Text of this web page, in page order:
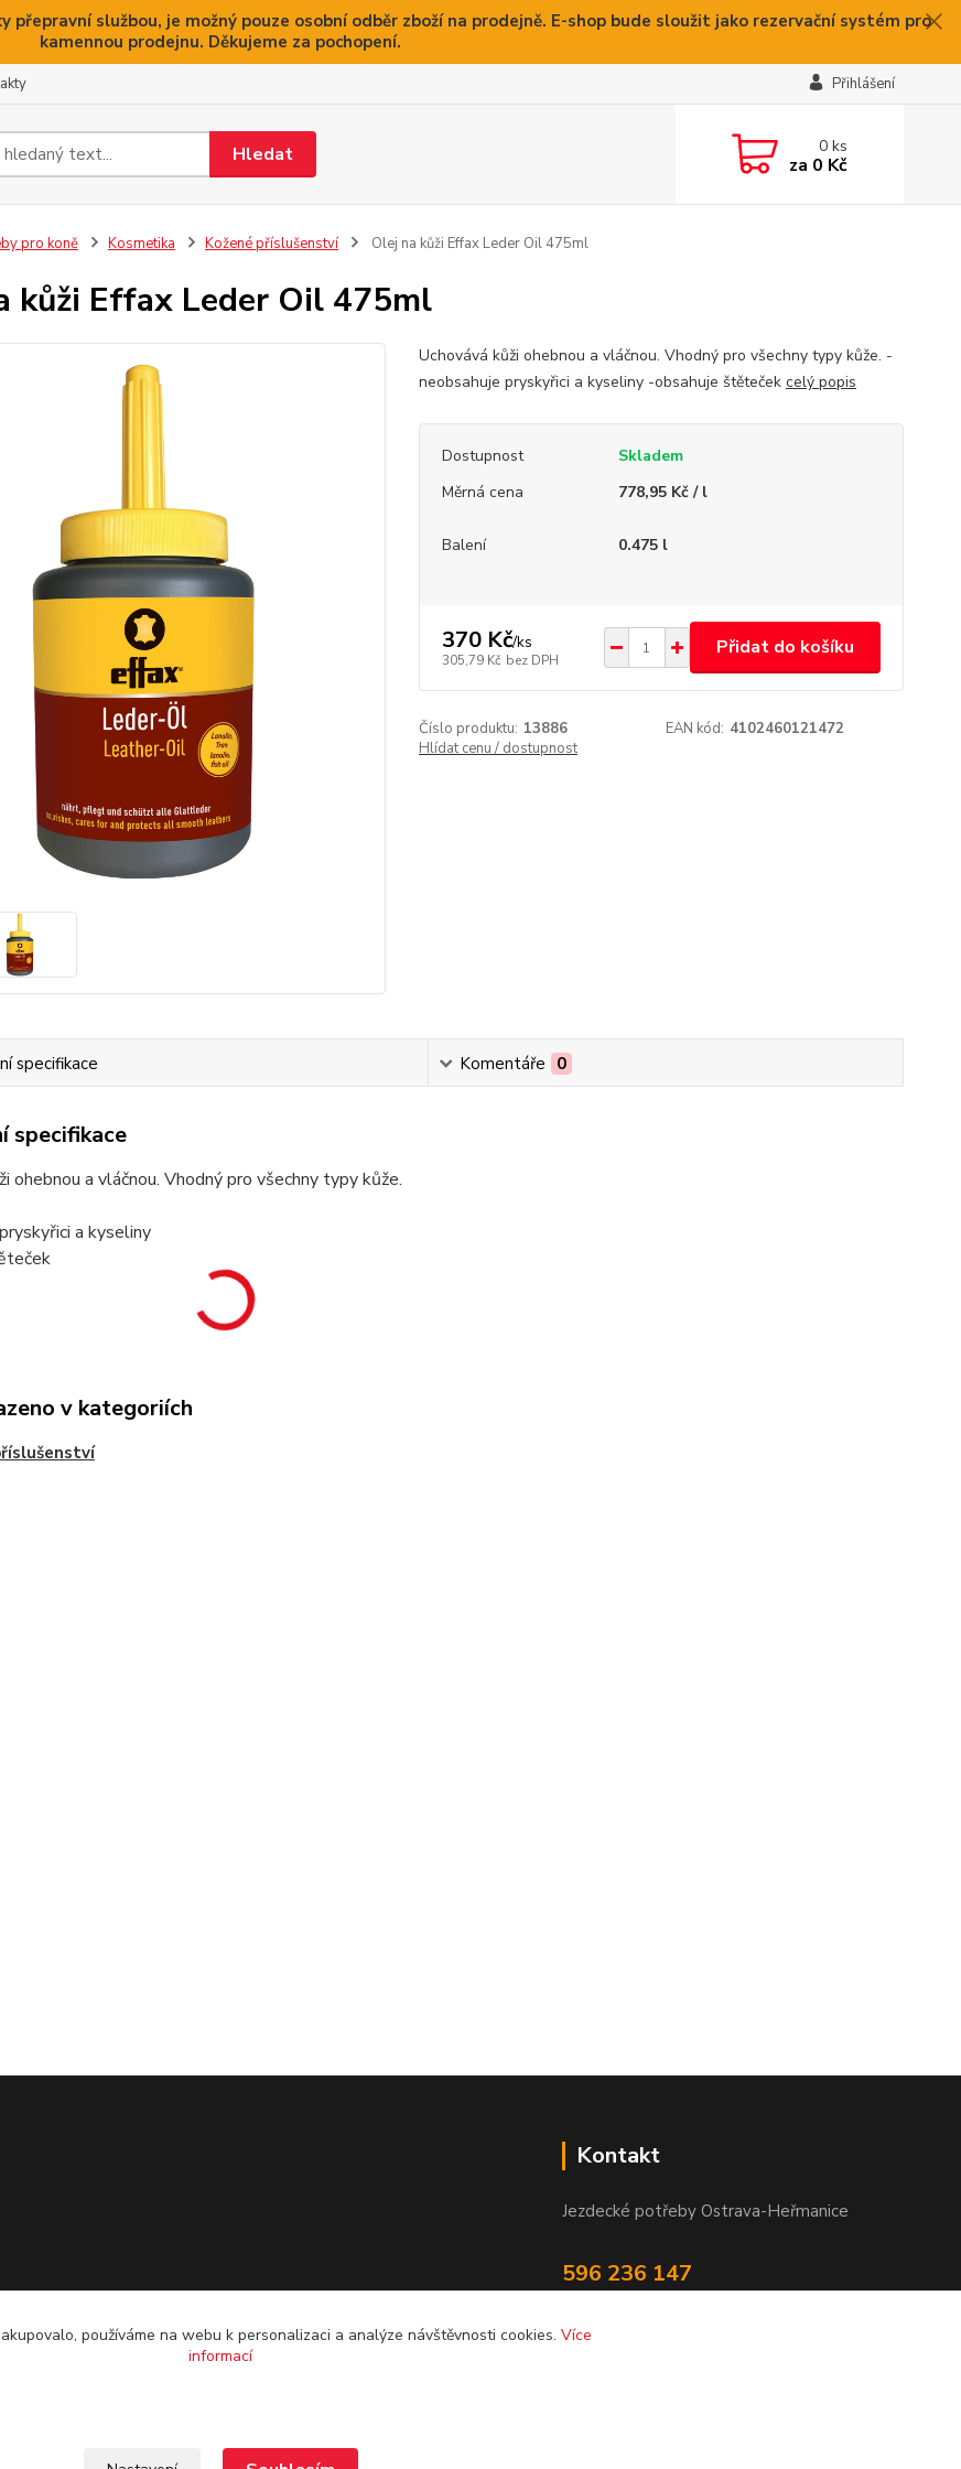
službou, je možný pouze osobní odběr zboží na prodejně. E-shop bude sloužit jako rezervační systém pro
kamennou prodejnu. Děkujeme za pochopení.
Přihlášení
Hledat 0ks
za 0 Kč
pro koně Kosmetika Kožené příslušenství Olej na kůži Effax Leder Oil 475ml
kůži Effax Leder Oil 475ml
Uchovává kůži ohebnou a vláčnou. Vhodný pro všechny typy kůže. -
neobsahuje pryskyřici a kyseliny -obsahuje štěteček celý popis
Dostupnost
Skladem
Měrná cena
778,95 Kč / l
Balení 0.475 l
370 Kč/ks
305,79 Kč bez DPH
Přidat do košíku
Číslo produktu: 13886 EAN kód: 4102460121472
Hlídat cenu / dostupnost
specifikace Komentáře 0
specifikace
ohebnou a vláčnou. Vhodný pro všechny typy kůže.
a kyseliny
v kategoriích
Kontakt
Jezdecké potřeby Ostrava-Heřmanice
596 236 147
používáme na webu k personalizaci a analýze návštěvnosti cookies. Více
informací